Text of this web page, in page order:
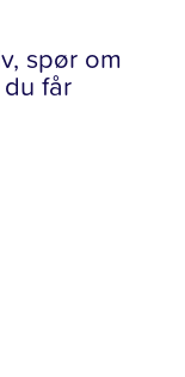
spør om
får